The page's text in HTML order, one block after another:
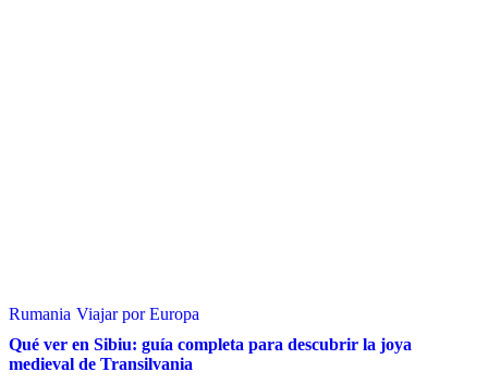
Rumania Viajar por Europa
Qué ver en Sibiu: guía completa para descubrir la joya
medieval de Transilvania